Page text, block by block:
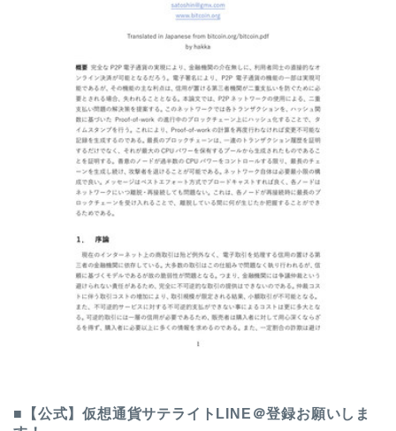
■
【公式】仮想通貨サテライトLINE＠登録お願いしま